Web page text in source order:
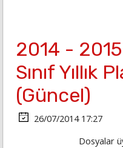
2014 -
Sınıf Yıllık
(Güncel)
26/07/2014 17:27
Dosyalar